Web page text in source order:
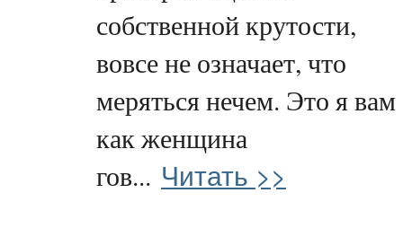
собственной крутости,
вовсе не означает, что
меряться нечем. Это я вам
как женщина
гов... Читать >>